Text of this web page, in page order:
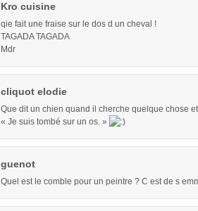
Kro cuisine
qie fait une fraise sur le dos d un cheval !
TAGADA TAGADA
Mdr
cliquot elodie
Que dit un chien quand il cherche quelque chose
« Je suis tombé sur un os. »
guenot
Quel est le comble pour un peintre ? C est de s